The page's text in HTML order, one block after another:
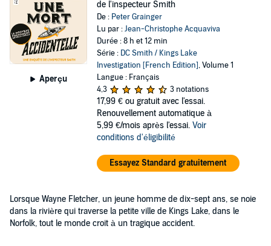
Aperçu
de l'inspecteur Smith
De : Peter Grainger
Lu par :Jean-Christophe Acquaviva
Durée : 8 h et 12 min
Série : DC Smith / Kings Lake
Investigation [French Edition], Volume 1
Langue : Français
4,3
3 notations
17,99 € ou gratuit avec l'essai.
Renouvellement automatique à
5,99 €/mois après l'essai. Voir
conditions d'éligibilité
Essayez Standard gratuitement
Lorsque Wayne Fletcher, un jeune homme de dix-sept ans, se noie
dans la rivière qui traverse la petite ville de Kings Lake, dans le
Norfolk, tout le monde croit à un tragique accident.